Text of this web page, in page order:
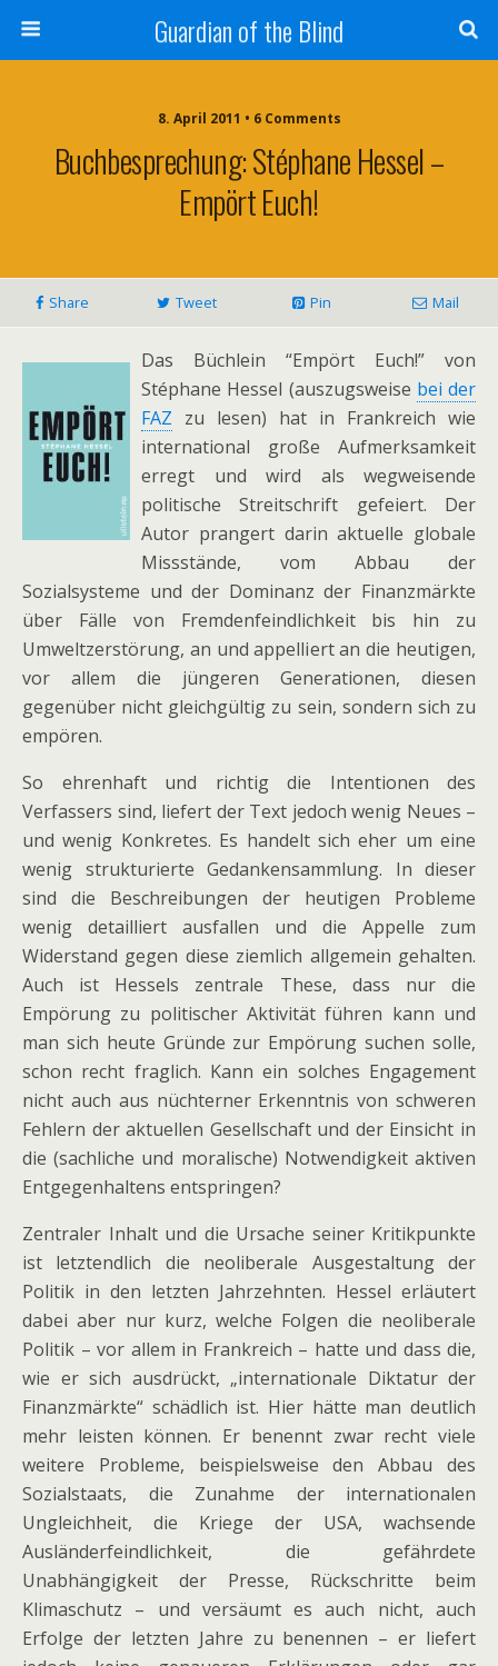
Guardian of the Blind
8. April 2011 • 6 Comments
Buchbesprechung: Stéphane Hessel –
Empört Euch!
Share Tweet Pin Mail
Das Büchlein “Empört Euch!” von
Stéphane Hessel (auszugsweise bei der
FAZ zu lesen) hat in Frankreich wie
international große Aufmerksamkeit
erregt und wird als wegweisende
politische Streitschrift gefeiert. Der
Autor prangert darin aktuelle globale
Missstände, vom Abbau der
Sozialsysteme und der Dominanz der Finanzmärkte
über Fälle von Fremdenfeindlichkeit bis hin zu
Umweltzerstörung, an und appelliert an die heutigen,
vor allem die jüngeren Generationen, diesen
gegenüber nicht gleichgültig zu sein, sondern sich zu
empören.
So ehrenhaft und richtig die Intentionen des
Verfassers sind, liefert der Text jedoch wenig Neues –
und wenig Konkretes. Es handelt sich eher um eine
wenig strukturierte Gedankensammlung. In dieser
sind die Beschreibungen der heutigen Probleme
wenig detailliert ausfallen und die Appelle zum
Widerstand gegen diese ziemlich allgemein gehalten.
Auch ist Hessels zentrale These, dass nur die
Empörung zu politischer Aktivität führen kann und
man sich heute Gründe zur Empörung suchen solle,
schon recht fraglich. Kann ein solches Engagement
nicht auch aus nüchterner Erkenntnis von schweren
Fehlern der aktuellen Gesellschaft und der Einsicht in
die (sachliche und moralische) Notwendigkeit aktiven
Entgegenhaltens entspringen?
Zentraler Inhalt und die Ursache seiner Kritikpunkte
ist letztendlich die neoliberale Ausgestaltung der
Politik in den letzten Jahrzehnten. Hessel erläutert
dabei aber nur kurz, welche Folgen die neoliberale
Politik – vor allem in Frankreich – hatte und dass die,
wie er sich ausdrückt, „internationale Diktatur der
Finanzmärkte“ schädlich ist. Hier hätte man deutlich
mehr leisten können. Er benennt zwar recht viele
weitere Probleme, beispielsweise den Abbau des
Sozialstaats, die Zunahme der internationalen
Ungleichheit, die Kriege der USA, wachsende
Ausländerfeindlichkeit, die gefährdete
Unabhängigkeit der Presse, Rückschritte beim
Klimaschutz – und versäumt es auch nicht, auch
Erfolge der letzten Jahre zu benennen – er liefert